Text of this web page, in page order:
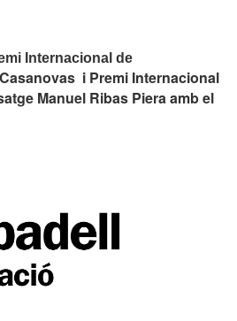
Internacional de
i Premi Internacional
Manuel Ribas Piera amb el